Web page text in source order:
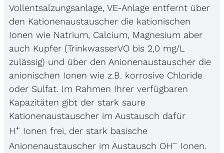
Vollentsalzungsanlage, VE-Anlage entfernt über
den Kationenaustauscher die kationischen
Ionen wie Natrium, Calcium, Magnesium aber
auch Kupfer (TrinkwasserVO bis 2,0 mg/L
zulässig) und über den Anionenaustauscher die
anionischen Ionen wie z.B. korrosive Chloride
oder Sulfat. Im Rahmen Ihrer verfügbaren
Kapazitäten gibt der stark saure
Kationenaustauscher im Austausch dafür
H+ Ionen frei, der stark basische
Anionenaustauscher im Austausch OH– Ionen.